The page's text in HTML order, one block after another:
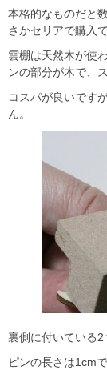
本格的なものだと
さかセリアで購入
雲棚は天然木が使
ンの部分が木で、
コスパが良いです
ん。
裏側に付いている2
ピンの長さは1cm